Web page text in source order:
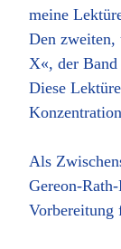
meine
Den zweiten,
X«, der Band
Diese
Als
Gereon-
Vorbereitung